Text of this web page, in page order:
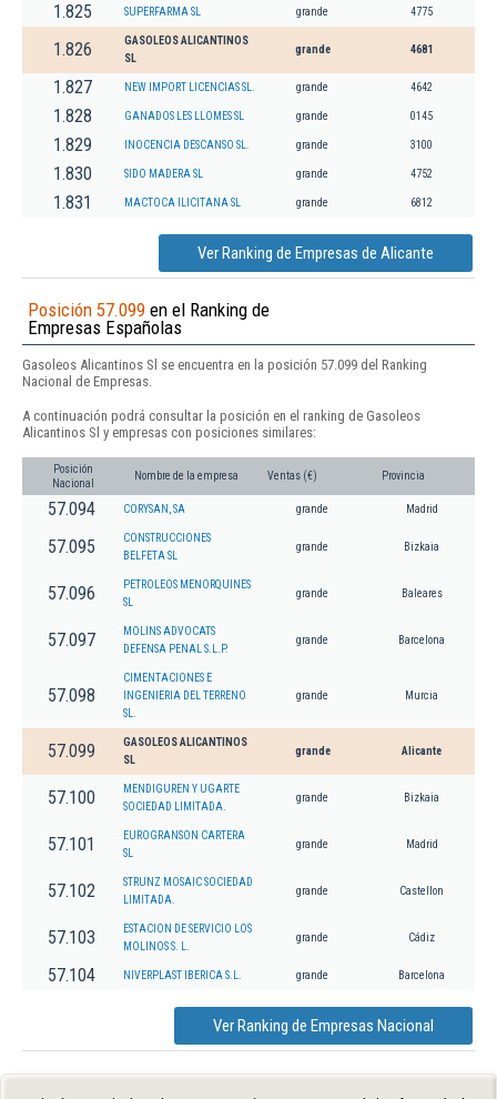
1.825 SUPERFARMA SL grande 4775
1.826
GASOLEOS ALICANTINOS
SL
grande 4681
1.827 NEW IMPORT LICENCIAS SL. grande 4642
1.828 GANADOS LES LLOMES SL grande 0145
1.829 INOCENCIA DESCANSO SL. grande 3100
1.830 SIDO MADERA SL grande 4752
1.831 MACTOCA ILICITANA SL grande 6812
Ver Ranking de Empresas de Alicante
Posición 57.099 en el Ranking de
Empresas Españolas
Gasoleos Alicantinos Sl se encuentra en la posición 57.099 del Ranking
Nacional de Empresas.
A continuación podrá consultar la posición en el ranking de Gasoleos
Alicantinos Sl y empresas con posiciones similares:
Posición
Nacional
Nombre de la empresa Ventas (€) Provincia
57.094 CORYSAN, SA grande Madrid
57.095
CONSTRUCCIONES
BELFETA SL
grande Bizkaia
57.096
PETROLEOS MENORQUINES
SL
grande Baleares
57.097
MOLINS ADVOCATS
DEFENSA PENAL S.L.P.
grande Barcelona
57.098
CIMENTACIONES E
INGENIERIA DEL TERRENO
SL.
grande Murcia
57.099
GASOLEOS ALICANTINOS
SL
grande Alicante
57.100
MENDIGUREN Y UGARTE
SOCIEDAD LIMITADA.
grande Bizkaia
57.101
EUROGRANSON CARTERA
SL
grande Madrid
57.102
STRUNZ MOSAIC SOCIEDAD
LIMITADA.
grande Castellon
57.103
ESTACION DE SERVICIO LOS
MOLINOS S. L.
grande Cádiz
57.104 NIVERPLAST IBERICA S.L. grande Barcelona
Ver Ranking de Empresas Nacional